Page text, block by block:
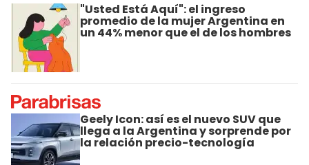
"Usted Está Aquí": el ingreso
promedio de la mujer Argentina en
un 44% menor que el de los hombres
Geely Icon: así es el nuevo SUV que
llega a la Argentina y sorprende por
la relación precio-tecnología